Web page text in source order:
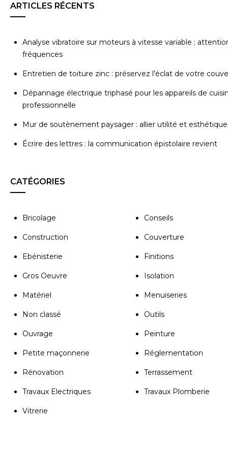
ARTICLES RÉCENTS
Analyse vibratoire sur moteurs à vitesse variable :
fréquences
Entretien de toiture zinc : préservez l’éclat de votre
Dépannage électrique triphasé pour les appareils de
professionnelle
Mur de soutènement paysager : allier utilité et esthétique
Écrire des lettres : la communication épistolaire revient
CATÉGORIES
Bricolage Conseils
Construction Couverture
Ebénisterie Finitions
Gros Oeuvre Isolation
Matériel Menuiseries
Non classé Outils
Ouvrage Peinture
Petite maçonnerie Réglementation
Rénovation Terrassement
Travaux Electriques Travaux Plomberie
Vitrerie